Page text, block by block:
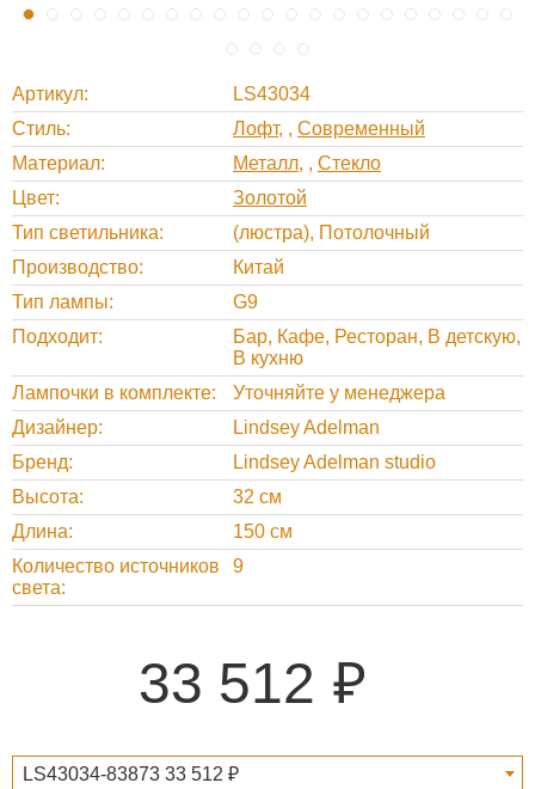
Артикул
LS43034
Стиль
Лофт , Современный
Материал
Металл , Стекло
Цвет
Золотой
Тип светильника
(люстра), Потолочный
Производство
Китай
Тип лампы
G9
Подходит
Бар, Кафе, Ресторан, В детскую,
В кухню
Лампочки в комплекте
Уточняйте у менеджера
Дизайнер
Lindsey Adelman
Бренд
Lindsey Adelman studio
Высота
32 см
Длина
150 см
Количество источников
света
9
33 512
LS43034-83873 33 512 ₽